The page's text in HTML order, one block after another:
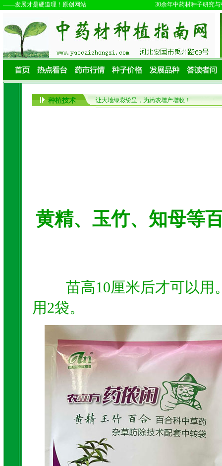
种植技术 让大地绿彩纷呈，为药农增产增收！
黄精、玉竹、知母等
苗高10厘米后才可以用
用2袋。